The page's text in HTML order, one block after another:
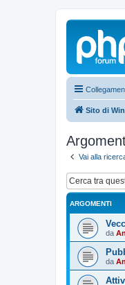
Sito di
Vai alla
ARGOMENTI
da
da